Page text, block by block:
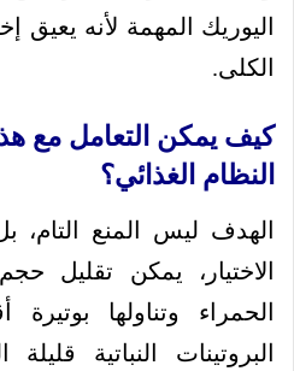
اليوريك المهمة لأنه
الكلى.
كيف يمكن التعامل مع
النظام الغذائي؟
الهدف ليس المنع التام،
الاختيار، يمكن تقليل
الحمراء وتناولها
البروتينات النباتية